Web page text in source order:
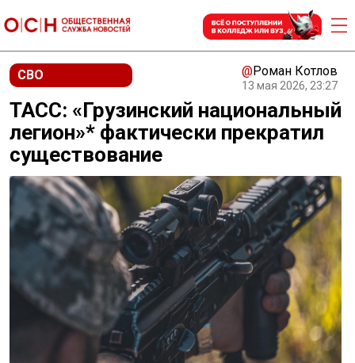
СВО @Роман Котлов
13 мая 2026, 23:27
ТАСС: «Грузинский национальный
легион»* фактически прекратил
существование